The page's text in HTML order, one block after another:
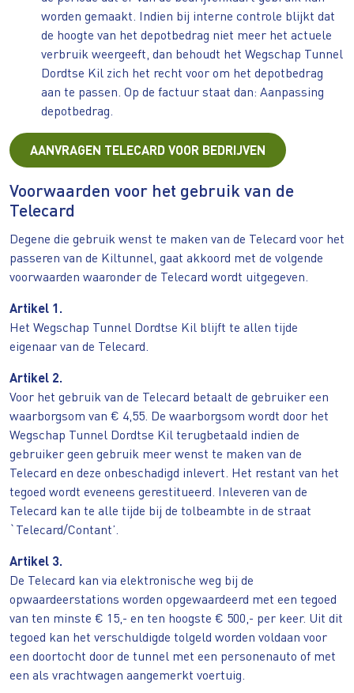
worden gemaakt. Indien bij interne controle blijkt dat
de hoogte van het depotbedrag niet meer het actuele
verbruik weergeeft, dan behoudt het Wegschap Tunnel
Dordtse Kil zich het recht voor om het depotbedrag
aan te passen. Op de factuur staat dan: Aanpassing
depotbedrag.
AANVRAGEN TELECARD VOOR BEDRIJVEN
Voorwaarden voor het gebruik van de
Telecard
Degene die gebruik wenst te maken van de Telecard voor het
passeren van de Kiltunnel, gaat akkoord met de volgende
voorwaarden waaronder de Telecard wordt uitgegeven.
Artikel 1.
Het Wegschap Tunnel Dordtse Kil blijft te allen tijde
eigenaar van de Telecard.
Artikel 2.
Voor het gebruik van de Telecard betaalt de gebruiker een
waarborgsom van € 4,55. De waarborgsom wordt door het
Wegschap Tunnel Dordtse Kil terugbetaald indien de
gebruiker geen gebruik meer wenst te maken van de
Telecard en deze onbeschadigd inlevert. Het restant van het
tegoed wordt eveneens gerestitueerd. Inleveren van de
Telecard kan te alle tijde bij de tolbeambte in de straat
`Telecard/Contant’.
Artikel 3.
De Telecard kan via elektronische weg bij de
opwaardeerstations worden opgewaardeerd met een tegoed
van ten minste € 15,- en ten hoogste € 500,- per keer. Uit dit
tegoed kan het verschuldigde tolgeld worden voldaan voor
een doortocht door de tunnel met een personenauto of met
een als vrachtwagen aangemerkt voertuig.